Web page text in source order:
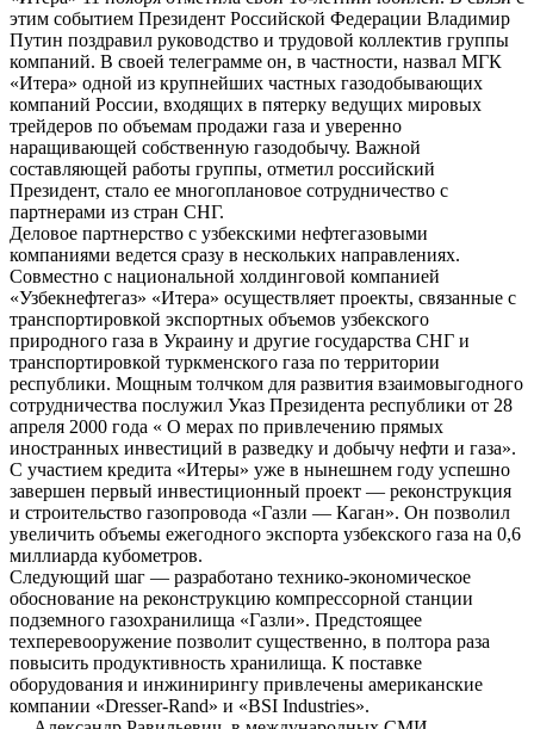
этим событием Президент Российской Федерации Владимир
Путин поздравил руководство и трудовой коллектив группы
компаний. В своей телеграмме он, в частности, назвал МГК
«Итера» одной из крупнейших частных газодобывающих
компаний России, входящих в пятерку ведущих мировых
трейдеров по объемам продажи газа и уверенно
наращивающей собственную газодобычу. Важной
составляющей работы группы, отметил российский
Президент, стало ее многоплановое сотрудничество с
партнерами из стран СНГ.
Деловое партнерство с узбекскими нефтегазовыми
компаниями ведется сразу в нескольких направлениях.
Совместно с национальной холдинговой компанией
«Узбекнефтегаз» «Итера» осуществляет проекты, связанные с
транспортировкой экспортных объемов узбекского
природного газа в Украину и другие государства СНГ и
транспортировкой туркменского газа по территории
республики. Мощным толчком для развития взаимовыгодного
сотрудничества послужил Указ Президента республики от 28
апреля 2000 года « О мерах по привлечению прямых
иностранных инвестиций в разведку и добычу нефти и газа».
С участием кредита «Итеры» уже в нынешнем году успешно
завершен первый инвестиционный проект — реконструкция
и строительство газопровода «Газли — Каган». Он позволил
увеличить объемы ежегодного экспорта узбекского газа на 0,6
миллиарда кубометров.
Следующий шаг — разработано технико-экономическое
обоснование на реконструкцию компрессорной станции
подземного газохранилища «Газли». Предстоящее
техперевооружение позволит существенно, в полтора раза
повысить продуктивность хранилища. К поставке
оборудования и инжинирингу привлечены американские
компании «Dresser-Rand» и «BSI Industries».